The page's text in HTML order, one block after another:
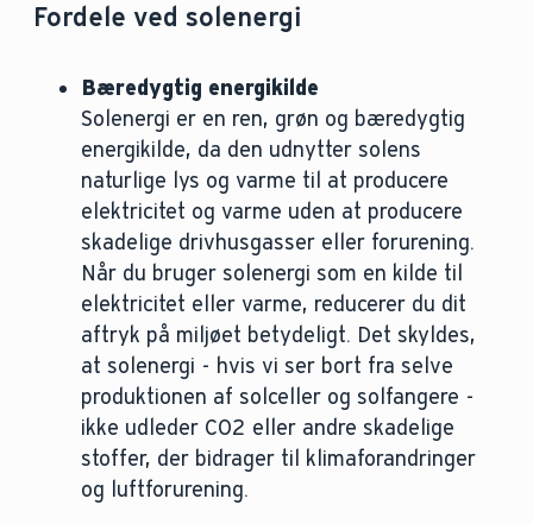
Fordele ved solenergi
Bæredygtig energikilde
Solenergi er en ren, grøn og bæredygtig
energikilde, da den udnytter solens
naturlige lys og varme til at producere
elektricitet og varme uden at producere
skadelige drivhusgasser eller forurening.
Når du bruger solenergi som en kilde til
elektricitet eller varme, reducerer du dit
aftryk på miljøet betydeligt. Det skyldes,
at solenergi - hvis vi ser bort fra selve
produktionen af solceller og solfangere -
ikke udleder CO2 eller andre skadelige
stoffer, der bidrager til klimaforandringer
og luftforurening.